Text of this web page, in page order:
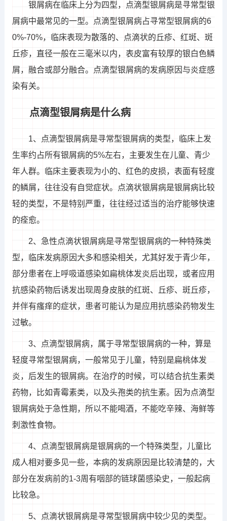
银屑病在临床上分为四型，点滴型银屑病是寻常型银
屑病中最常见的一型。点滴型银屑病占寻常型银屑病的6
0%-70%，临床表现为散落的、点滴状的丘疹、红斑、斑
丘疹，直径一般在三毫米以内，表皮富有较厚的银白色鳞
屑，融合或部分融合。点滴型银屑病的发病原因与炎症感
染有关。
点滴型银屑病是什么病
1、点滴型银屑病是寻常型银屑病的类型，临床上发
生率约占所有银屑病的5%左右，主要发生在儿童、青少
年人群。临床主要表现为小的、红色的皮损，表面有轻度
的鳞屑，往往没有自觉症状。点滴状银屑病是银屑病比较
轻的类型，不是特别严重，往往经过适当的治疗能够快速
的痊愈。
2、急性点滴状银屑病是寻常型银屑病的一种特殊类
型，临床发病原因大多和感染相关，尤其好发于青少年，
部分患者在上呼吸道感染如扁桃体发炎后出现，或者应用
抗感染药物后诱发出现周身皮肤的红斑、丘疹、斑丘疹，
并伴有瘙痒的症状，患者可能认为是应用抗感染药物发生
过敏。
3、点滴型银屑病，属于寻常型银屑病的一种，算是
轻度寻常型银屑病，一般常见于儿童，特别是扁桃体发
炎，后发生的银屑病。在治疗的时候，可以结合抗生素类
药物，比如青霉素类，以及头孢类的抗生素。因为点滴型
银屑病处于急性期，所以不能喝酒，不能吃辛辣、海鲜等
刺激性食物。
4、点滴型银屑病是银屑病的一个特殊类型，儿童比
成人相对要多见一些，本病的发病原因是比较清楚的，大
部分在发病前的1-3周有咽部的链球菌感染史，一般起病
比较急。
5、点滴状银屑病是寻常型银屑病中较少见的类型。